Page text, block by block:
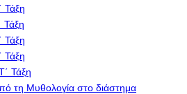
Τάξη
Τάξη
Τάξη
Τάξη
Τάξη
τη Μυθολογία στο διάστημα